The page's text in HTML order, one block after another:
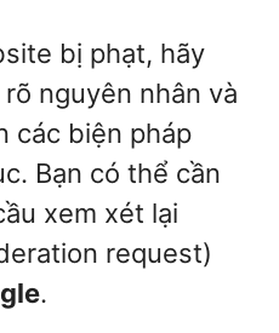
bị phạt, hãy
nguyên nhân và
các biện pháp
Bạn có thể cần
xem xét lại
request)
.